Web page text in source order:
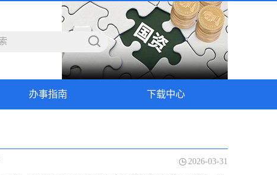
办事指南 下载中心
2026-03-31